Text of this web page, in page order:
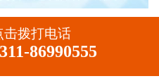
击拨打电话
86990555